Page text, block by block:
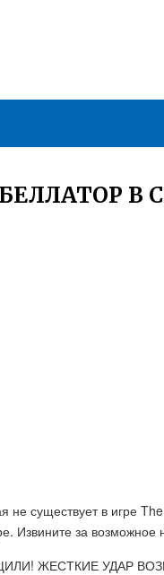
В
не существует в игре
Извините за возможное
ЖЕСТКИЕ УДАР